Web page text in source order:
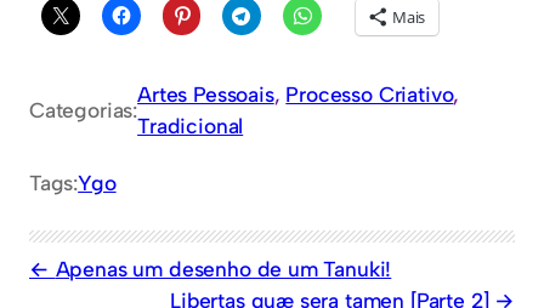
Mais
Categorias:
Artes Pessoais, Processo Criativo
Tradicional
Tags:Ygo
Apenas um desenho de um Tanuki!
Libertas quæ sera tamen [Parte 2]